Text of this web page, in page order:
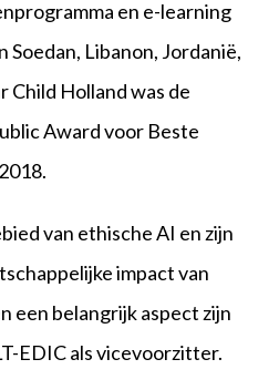
en e-learning
Soedan, Libanon, Jordanië,
Child Holland was de
Award voor Beste
van ethische AI en zijn
impact van
een belangrijk aspect zijn
EDIC als vicevoorzitter.